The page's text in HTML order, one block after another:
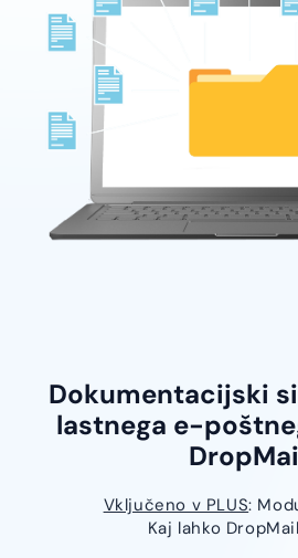
Dokumentacijski
lastnega e-
Vključeno v PLUS:
Kaj lahko